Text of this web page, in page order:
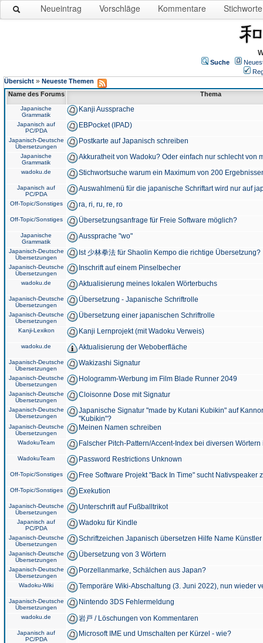
Neueintrag Vorschläge Kommentare Stichworte
Suche
Übersicht » Neueste Themen
Name des Forums
Thema
Japanische
Grammatik
Kanji Aussprache
Japanisch auf
PC/PDA
EBPocket (IPAD)
Japanisch-Deutsche
Übersetzungen
Postkarte auf Japanisch schreiben
Japanische
Grammatik
Akkuratheit von Wadoku? Oder einfach nur schlecht von
wadoku.de Stichwortsuche warum ein Maximum von 200
Japanisch auf
PC/PDA
Auswahlmenü für die japanische Schriftart wird nur auf
Off-Topic/Sonstiges ra, ri, ru, re, ro
Off-Topic/Sonstiges Übersetzungsanfrage für Freie Software möglich?
Japanische
Grammatik
Aussprache "wo"
Japanisch-Deutsche
Übersetzungen
Ist 少林拳法 für Shaolin Kempo die richtige Übersetzung?
Japanisch-Deutsche
Übersetzungen
Inschrift auf einem Pinselbecher
wadoku.de Aktualisierung meines lokalen Wörterbuchs
Japanisch-Deutsche
Übersetzungen
Übersetzung - Japanische Schriftrolle
Japanisch-Deutsche
Übersetzungen
Übersetzung einer japanischen Schriftrolle
Kanji-Lexikon Kanji Lernprojekt (mit Wadoku Verweis)
wadoku.de Aktualisierung der Weboberfläche
Japanisch-Deutsche
Übersetzungen
Wakizashi Signatur
Japanisch-Deutsche
Übersetzungen
Hologramm-Werbung im Film Blade Runner 2049
Japanisch-Deutsche
Übersetzungen
Cloisonne Dose mit Signatur
Japanisch-Deutsche
Übersetzungen
Japanische Signatur "made by Kutani Kubikin" auf
"Kubikin"?
Japanisch-Deutsche
Übersetzungen
Meinen Namen schreiben
WadokuTeam Falscher Pitch-Pattern/Accent-Index bei diversen
WadokuTeam Password Restrictions Unknown
Off-Topic/Sonstiges Free Software Projekt "Back In Time" sucht Nativspeaker
Off-Topic/Sonstiges Exekution
Japanisch-Deutsche
Übersetzungen
Unterschrift auf Fußballtrikot
Japanisch auf
PC/PDA
Wadoku für Kindle
Japanisch-Deutsche
Übersetzungen
Schriftzeichen Japanisch übersetzen Hilfe Name
Japanisch-Deutsche
Übersetzungen
Übersetzung von 3 Wörtern
Japanisch-Deutsche
Übersetzungen
Porzellanmarke, Schälchen aus Japan?
Wadoku-Wiki Temporäre Wiki-Abschaltung (3. Juni 2022), nun wieder
Japanisch-Deutsche
Übersetzungen
Nintendo 3DS Fehlermeldung
wadoku.de 岩戸 / Löschungen von Kommentaren
Japanisch auf
PC/PDA
Microsoft IME und Umschalten per Kürzel - wie?